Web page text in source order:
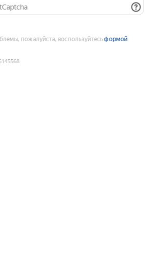
пожалуйста, воспользуйтесьформой